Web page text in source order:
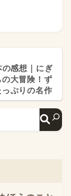
の感想｜にぎ
大冒険！ず
ぷりの名作